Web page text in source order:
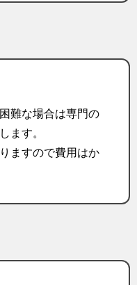
難な場合は専門の
ます。
ますので費用はか